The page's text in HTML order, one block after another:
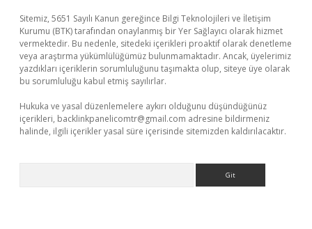
Sitemiz, 5651 Sayılı Kanun gereğince Bilgi Teknolojileri ve İletişim
Kurumu (BTK) tarafından onaylanmış bir Yer Sağlayıcı olarak hizmet
vermektedir. Bu nedenle, sitedeki içerikleri proaktif olarak denetleme
veya araştırma yükümlülüğümüz bulunmamaktadır. Ancak, üyelerimiz
yazdıkları içeriklerin sorumluluğunu taşımakta olup, siteye üye olarak
bu sorumluluğu kabul etmiş sayılırlar.
Hukuka ve yasal düzenlemelere aykırı olduğunu düşündüğünüz
içerikleri, backlinkpanelicomtr@gmail.com adresine bildirmeniz
halinde, ilgili içerikler yasal süre içerisinde sitemizden kaldırılacaktır.